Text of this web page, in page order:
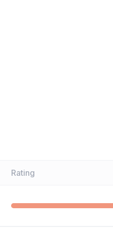
Rating